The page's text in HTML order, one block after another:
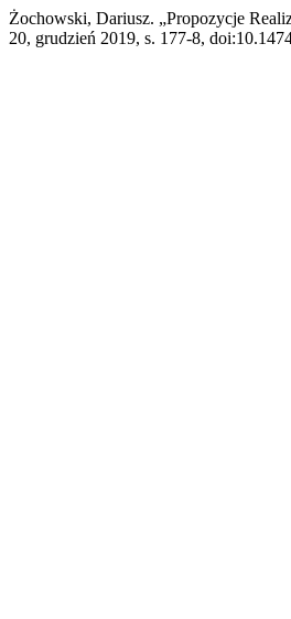
Żochowski, Dariusz. „Propozycje
20, grudzień 2019, s. 177-8,